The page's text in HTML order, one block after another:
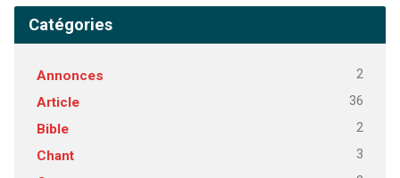
Catégories
Annonces 2
Article 36
Bible 2
Chant 3